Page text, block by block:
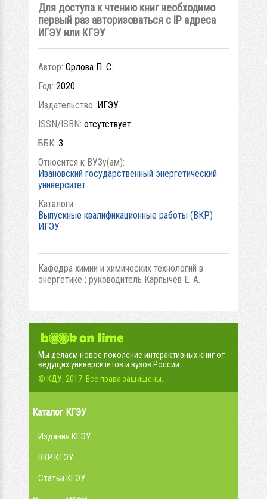
Для доступа к чтению книг необходимо
первый раз авторизоваться с IP адреса
ИГЭУ или КГЭУ
Автор: Орлова П. С.
Год: 2020
Издательство: ИГЭУ
ISSN/ISBN: отсутствует
ББК: 3
Относится к ВУЗу(ам):
Ивановский государственный энергетический
университет
Каталоги:
Выпускные квалификационные работы (ВКР)
ИГЭУ
Кафедра химии и химических технологий в
энергетике ; руководитель Карпычев Е. А.
Мы делаем новое поколение интерактивных книг от
ведущих университетов и вузов России.
© КДУ, 2017. Все права защищены.
Каталог КГЭУ
Издания КГЭУ
ВКР КГЭУ
Статьи КГЭУ